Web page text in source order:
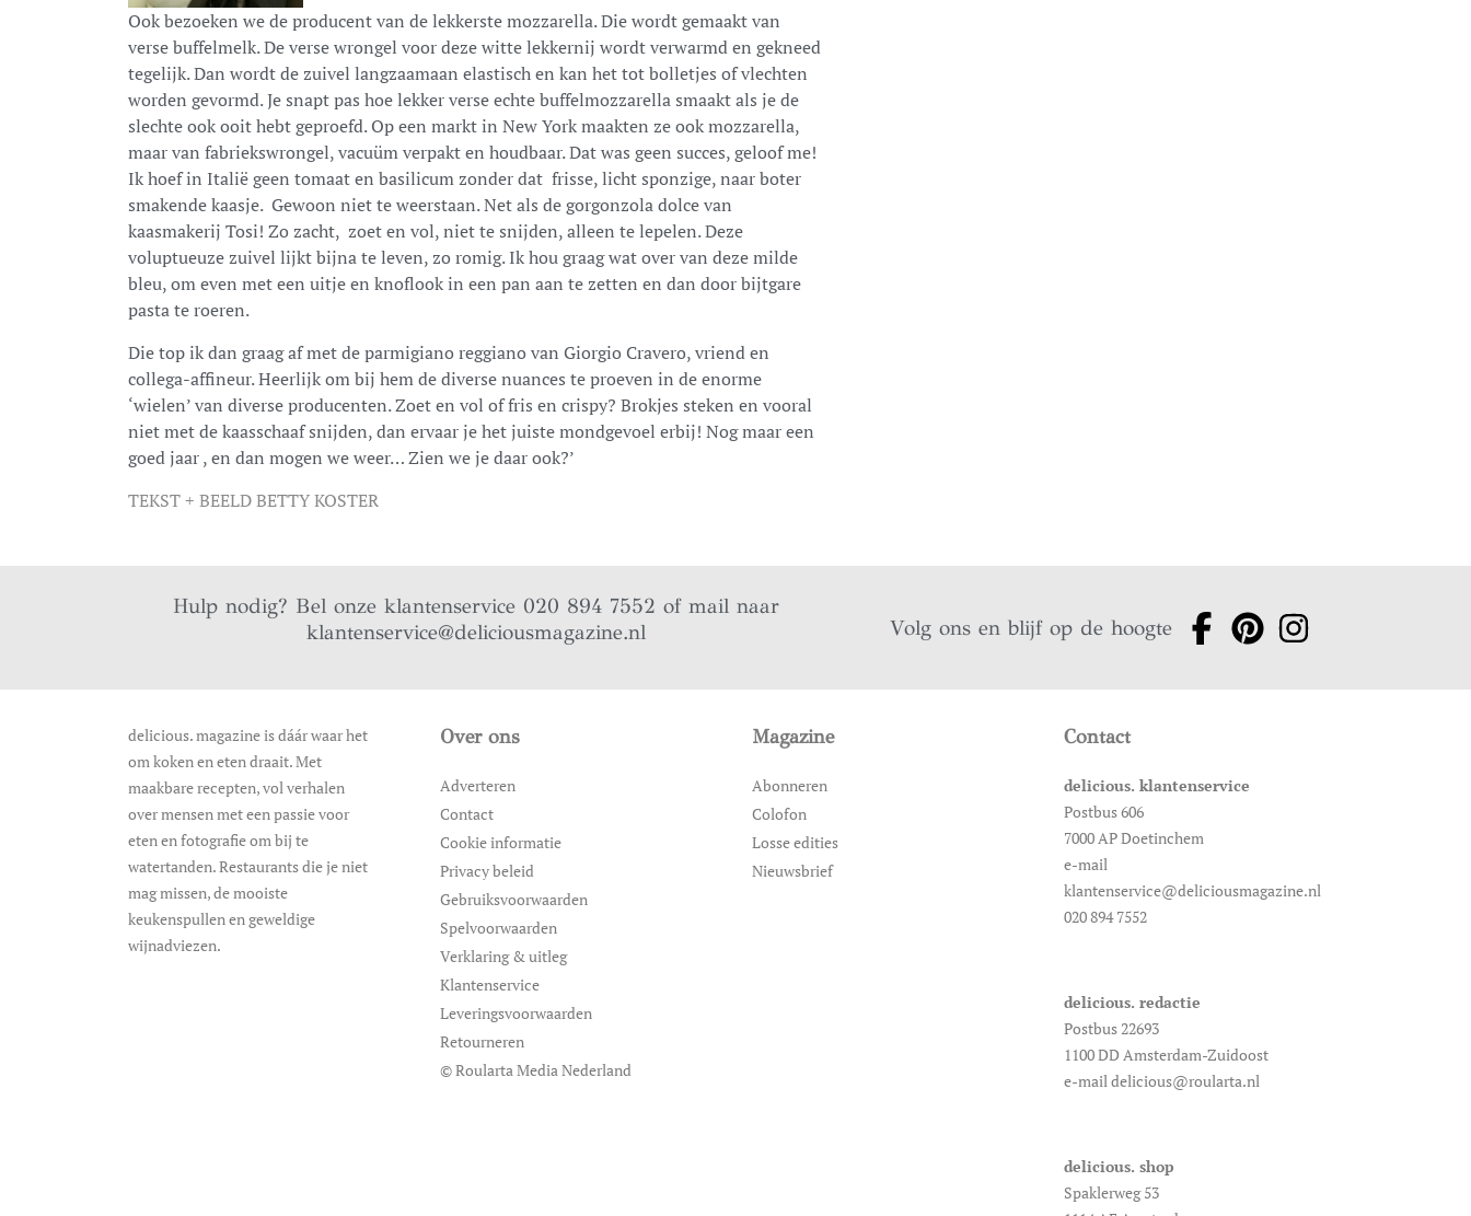
Ook bezoeken we de producent van de lekkerste mozzarella. Die wordt gemaakt van
verse buffelmelk. De verse wrongel voor deze witte lekkernij wordt verwarmd en gekneed
tegelijk. Dan wordt de zuivel langzaamaan elastisch en kan het tot bolletjes of vlechten
worden gevormd. Je snapt pas hoe lekker verse echte buffelmozzarella smaakt als je de
slechte ook ooit hebt geproefd. Op een markt in New York maakten ze ook mozzarella,
maar van fabriekswrongel, vacuüm verpakt en houdbaar. Dat was geen succes, geloof me!
Ik hoef in Italië geen tomaat en basilicum zonder dat frisse, licht sponzige, naar boter
smakende kaasje. Gewoon niet te weerstaan. Net als de gorgonzola dolce van
kaasmakerij Tosi! Zo zacht, zoet en vol, niet te snijden, alleen te lepelen. Deze
voluptueuze zuivel lijkt bijna te leven, zo romig. Ik hou graag wat over van deze milde
bleu, om even met een uitje en knoflook in een pan aan te zetten en dan door bijtgare
pasta te roeren.
Die top ik dan graag af met de parmigiano reggiano van Giorgio Cravero, vriend en
collega-affineur. Heerlijk om bij hem de diverse nuances te proeven in de enorme
‘wielen’ van diverse producenten. Zoet en vol of fris en crispy? Brokjes steken en vooral
niet met de kaasschaaf snijden, dan ervaar je het juiste mondgevoel erbij! Nog maar een
goed jaar , en dan mogen we weer… Zien we je daar ook?’
TEKST + BEELD BETTY KOSTER
Hulp nodig? Bel onze klantenservice 020 894 7552 of mail naar
klantenservice@deliciousmagazine.nl
Volg ons en blijf op de hoogte
delicious. magazine is dáár waar het
om koken en eten draait. Met
maakbare recepten, vol verhalen
over mensen met een passie voor
eten en fotografie om bij te
watertanden. Restaurants die je niet
mag missen, de mooiste
keukenspullen en geweldige
wijnadviezen.
Over ons
Adverteren
Contact
Cookie informatie
Privacy beleid
Gebruiksvoorwaarden
Spelvoorwaarden
Verklaring & uitleg
Klantenservice
Leveringsvoorwaarden
Retourneren
© Roularta Media Nederland
Magazine
Abonneren
Colofon
Losse edities
Nieuwsbrief
Contact
delicious. klantenservice
Postbus 606
7000 AP Doetinchem
e-mail
klantenservice@deliciousmagazine.nl
020 894 7552
delicious. redactie
Postbus 22693
1100 DD Amsterdam-Zuidoost
e-mail delicious@roularta.nl
delicious. shop
Spaklerweg 53